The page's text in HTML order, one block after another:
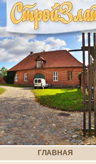
ГЛАВНАЯ